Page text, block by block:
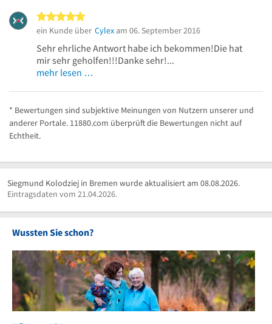
ein Kunde über Cylex am 06. September 2016
Sehr ehrliche Antwort habe ich bekommen!Die hat
mir sehr geholfen!!!Danke sehr!...
mehr lesen …
* Bewertungen sind subjektive Meinungen von Nutzern unserer und
anderer Portale. 11880.com überprüft die Bewertungen nicht auf
Echtheit.
Siegmund Kolodziej in Bremen wurde aktualisiert am 08.08.2026.
Eintragsdaten vom 21.04.2026.
Wussten Sie schon?